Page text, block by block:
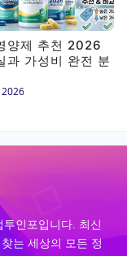
양제 추천 2026
과 가성비 완전 분
인포입니다. 최신
는 세상의 모든 정